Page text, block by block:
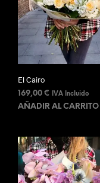
El Cairo
169,00 € IVA Incluido
AÑADIR AL CARRITO